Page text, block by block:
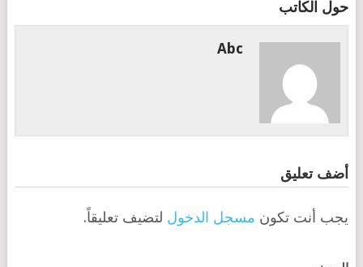
حول الكاتب
Abc
أضف تعليق
يجب أنت تكون مسجل الدخول لتضيف تعليقاً.